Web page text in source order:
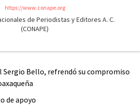
https://www.conape.org
de Periodistas y Editores A. C.
(CONAPE)
Sergio Bello, refrendó su compromiso
de apoyo